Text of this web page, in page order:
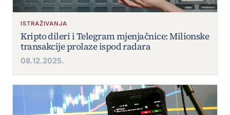
ISTRAŽIVANJA
Kripto dileri i Telegram mjenjačnice: Milionske
transakcije prolaze ispod radara
08.12.2025.